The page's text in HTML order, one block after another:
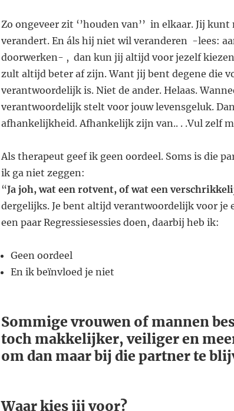
Zo ongeveer zit ‘’houden van’’ in elkaar. Jij
verandert. En áls hij niet wil veranderen -lees:
doorwerken- , dan kun jij altijd voor jezelf
zult altijd beter af zijn. Want jij bent degene die
verantwoordelijk is. Niet de ander. Helaas.
verantwoordelijk stelt voor jouw levensgeluk.
afhankelijkheid. Afhankelijk zijn van.. . .Vul zelf
Als therapeut geef ik geen oordeel. Soms is die
ik ga niet zeggen:
“Ja joh, wat een rotvent, of wat een
dergelijks. Je bent altijd verantwoordelijk voor je
een paar Regressiesessies doen, daarbij heb ik:
Geen oordeel
En ik beïnvloed je niet
Sommige vrouwen of mannen
toch makkelijker, veiliger en
om dan maar bij die partner te
Waar kies jij voor?